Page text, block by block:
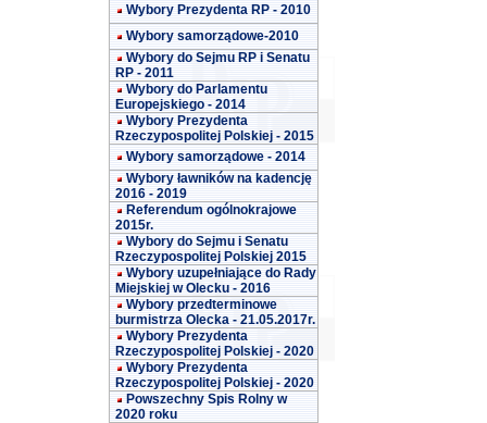
Wybory Prezydenta RP - 2010
Wybory samorządowe-2010
Wybory do Sejmu RP i Senatu
RP - 2011
Wybory do Parlamentu
Europejskiego - 2014
Wybory Prezydenta
Rzeczypospolitej Polskiej - 2015
Wybory samorządowe - 2014
Wybory ławników na kadencję
2016 - 2019
Referendum ogólnokrajowe
2015r.
Wybory do Sejmu i Senatu
Rzeczypospolitej Polskiej 2015
Wybory uzupełniające do Rady
Miejskiej w Olecku - 2016
Wybory przedterminowe
burmistrza Olecka - 21.05.2017r.
Wybory Prezydenta
Rzeczypospolitej Polskiej - 2020
Wybory Prezydenta
Rzeczypospolitej Polskiej - 2020
Powszechny Spis Rolny w
2020 roku